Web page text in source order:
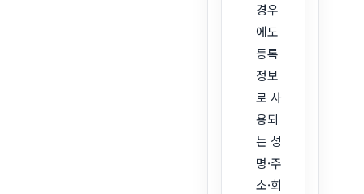
경우
에도
등록
정보
로 사
용되
는 성
명·주
소·회